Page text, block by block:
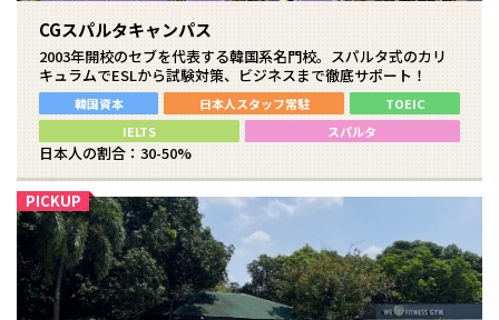
CGスパルタキャンパス
2003年開校のセブを代表する韓国系名門校。スパルタ式のカリ
キュラムでESLから試験対策、ビジネスまで徹底サポート！
韓国資本 日本人スタッフ常駐
TOEIC
IELTS
スパルタ
日本人の割合：30-50%